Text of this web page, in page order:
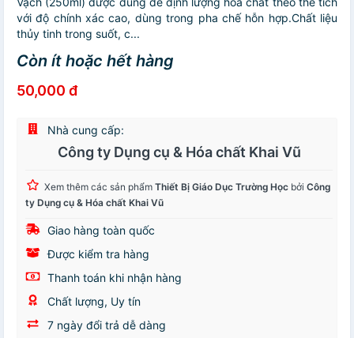
với độ chính xác cao, dùng trong pha chế hỗn hợp.Chất liệu
thủy tinh trong suốt, c...
Còn ít hoặc hết hàng
50,000 đ
Nhà cung cấp:
Công ty Dụng cụ & Hóa chất Khai Vũ
Xem thêm các sản phẩm Thiết Bị Giáo Dục Trường Học bởi Công
ty Dụng cụ & Hóa chất Khai Vũ
Giao hàng toàn quốc
Được kiểm tra hàng
Thanh toán khi nhận hàng
Chất lượng, Uy tín
7 ngày đổi trả dễ dàng